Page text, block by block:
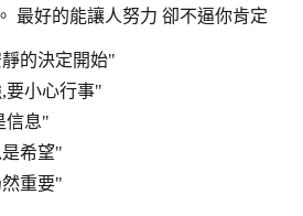
最好的能讓人努力 卻不逼你肯定
的決定開始"
要小心行事"
信息"
希望"
重要"